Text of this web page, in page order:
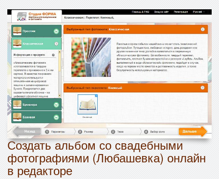
Создать альбом со свадебными
фотографиями (Любашевка) онлайн
в редакторе